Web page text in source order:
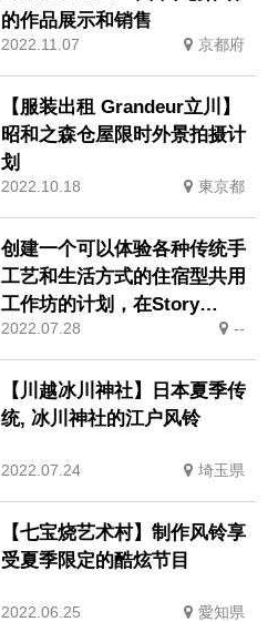
的作品展示和销售
2022.11.07 京都府
【服装出租 Grandeur立川】
昭和之森仓屋限时外景拍摄计
划
2022.10.18 東京都
创建一个可以体验各种传统手
工艺和生活方式的住宿型共用
工作坊的计划，在Story
Funding SPIN开始了
2022.07.28 --
【川越冰川神社】日本夏季传
统, 冰川神社的江户风铃
2022.07.24 埼玉県
【七宝烧艺术村】制作风铃享
受夏季限定的酷炫节目
2022.06.25 愛知県